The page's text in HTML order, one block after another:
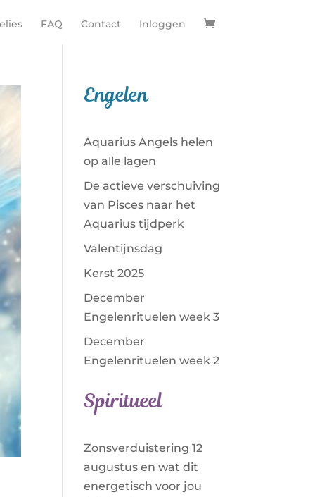
FAQ Contact Inloggen
Engelen
Aquarius Angels helen
op alle lagen
De actieve verschuiving
van Pisces naar het
Aquarius tijdperk
Valentijnsdag
Kerst 2025
December
Engelenrituelen week 3
December
Engelenrituelen week 2
Spiritueel
Zonsverduistering 12
augustus en wat dit
energetisch voor jou